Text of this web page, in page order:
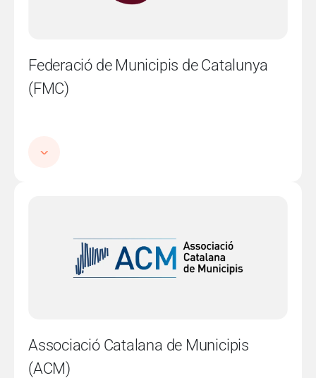
Federació de Municipis de Catalunya
(FMC)
Associació Catalana de Municipis
(ACM)